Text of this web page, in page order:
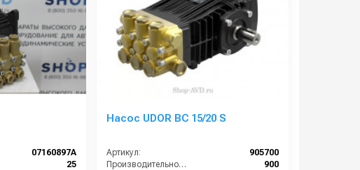
07160897A
25
Насос UDOR BC 15/20 S
Артикул:
905700
Производительность (л/ч):
900